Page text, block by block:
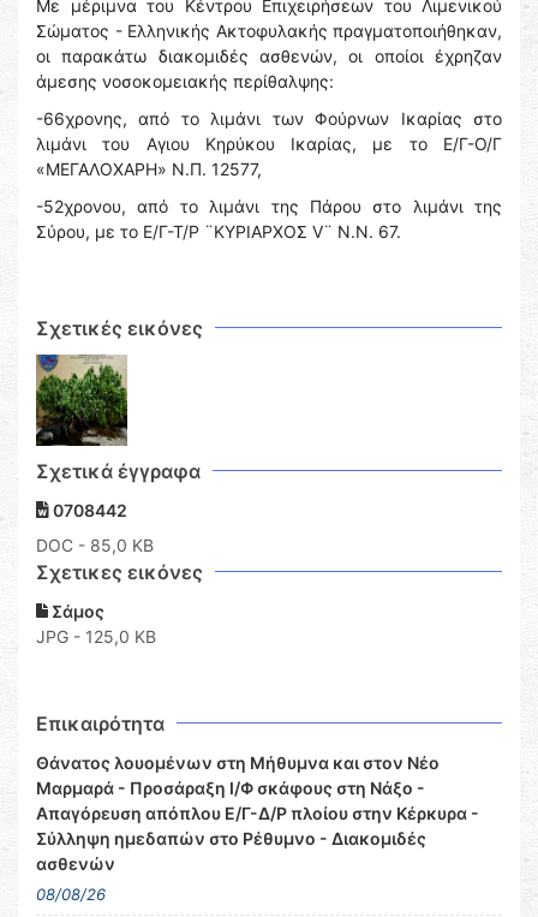
Με μέριμνα του Κέντρου Επιχειρήσεων του Λιμενικού
Σώματος - Ελληνικής Ακτοφυλακής πραγματοποιήθηκαν,
οι παρακάτω διακομιδές ασθενών, οι οποίοι έχρηζαν
άμεσης νοσοκομειακής περίθαλψης:
-66χρονης, από το λιμάνι των Φούρνων Ικαρίας στο
λιμάνι του Αγιου Κηρύκου Ικαρίας, με το Ε/Γ-Ο/Γ
«ΜΕΓΑΛΟΧΑΡΗ» Ν.Π. 12577,
-52χρονου, από το λιμάνι της Πάρου στο λιμάνι της
Σύρου, με το Ε/Γ-Τ/Ρ ¨ΚΥΡΙΑΡΧΟΣ V¨ Ν.Ν. 67.
Σχετικές εικόνες
Σχετικά έγγραφα
0708442
DOC - 85,0 KB
Σχετικες εικόνες
Σάμος
JPG - 125,0 KB
Επικαιρότητα
Θάνατος λουομένων στη Μήθυμνα και στον Νέο
Μαρμαρά - Προσάραξη Ι/Φ σκάφους στη Νάξο -
Απαγόρευση απόπλου Ε/Γ-Δ/Ρ πλοίου στην Κέρκυρα -
Σύλληψη ημεδαπών στο Ρέθυμνο - Διακομιδές
ασθενών
08/08/26